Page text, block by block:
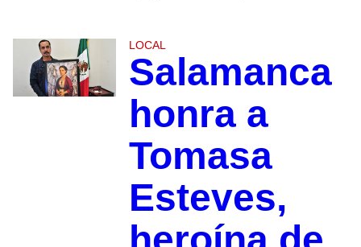
LOCAL
Salamanca
honra a
Tomasa
Esteves,